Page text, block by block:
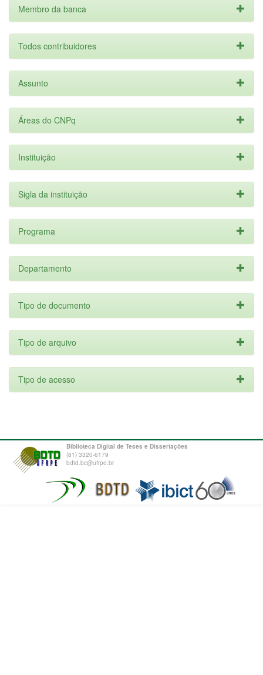
Membro da banca
Todos contribuidores
Assunto
Áreas do CNPq
Instituição
Sigla da instituição
Programa
Departamento
Tipo de documento
Tipo de arquivo
Tipo de acesso
Biblioteca Digital de Teses e Dissertações
(81) 3320-6179
bdtd.bc@ufrpe.br